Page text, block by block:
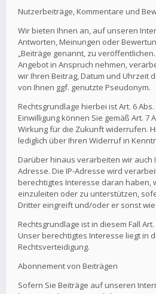
Nutzerbeiträge, Kommentare und
Wir bieten Ihnen an, auf unseren
Antworten, Meinungen oder
„Beiträge genannt, zu
Angebot in Anspruch nehmen,
wir Ihren Beitrag, Datum und Uhrzeit
von Ihnen ggf. genutzte Pseudonym.
Rechtsgrundlage hierbei ist Art. 6 Abs.
Einwilligung können Sie gemäß Art. 7
Wirkung für die Zukunft widerrufen.
lediglich über Ihren Widerruf in
Darüber hinaus verarbeiten wir auch
Adresse. Die IP-Adresse wird
berechtigtes Interesse daran haben,
einzuleiten oder zu unterstützen,
Dritter eingreift und/oder er sonst
Rechtsgrundlage ist in diesem Fall Art.
Unser berechtigtes Interesse liegt in
Rechtsverteidigung.
Abonnement von Beiträgen
Sofern Sie Beiträge auf unseren